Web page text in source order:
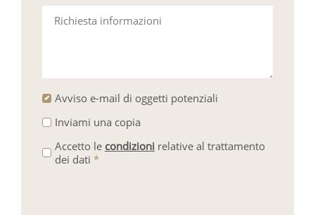
Richiesta informazioni
Avviso e-mail di oggetti potenziali
Inviami una copia
Accetto le condizionirelative al trattamento
dei dati *